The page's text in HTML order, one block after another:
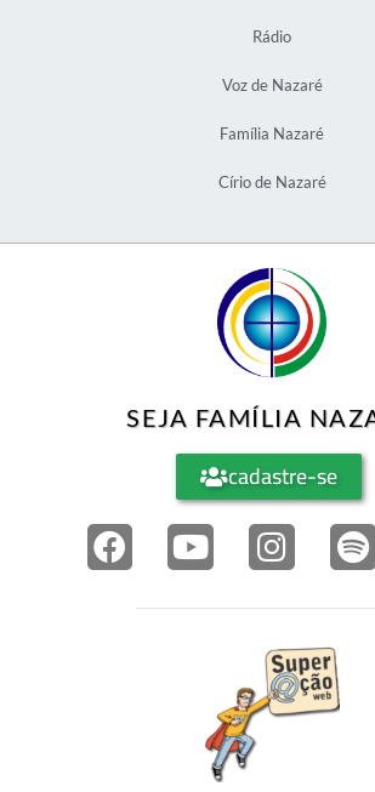
Rádio
Voz de Nazaré
Família Nazaré
Círio de Nazaré
SEJA FAMÍLIA
cadastre-se